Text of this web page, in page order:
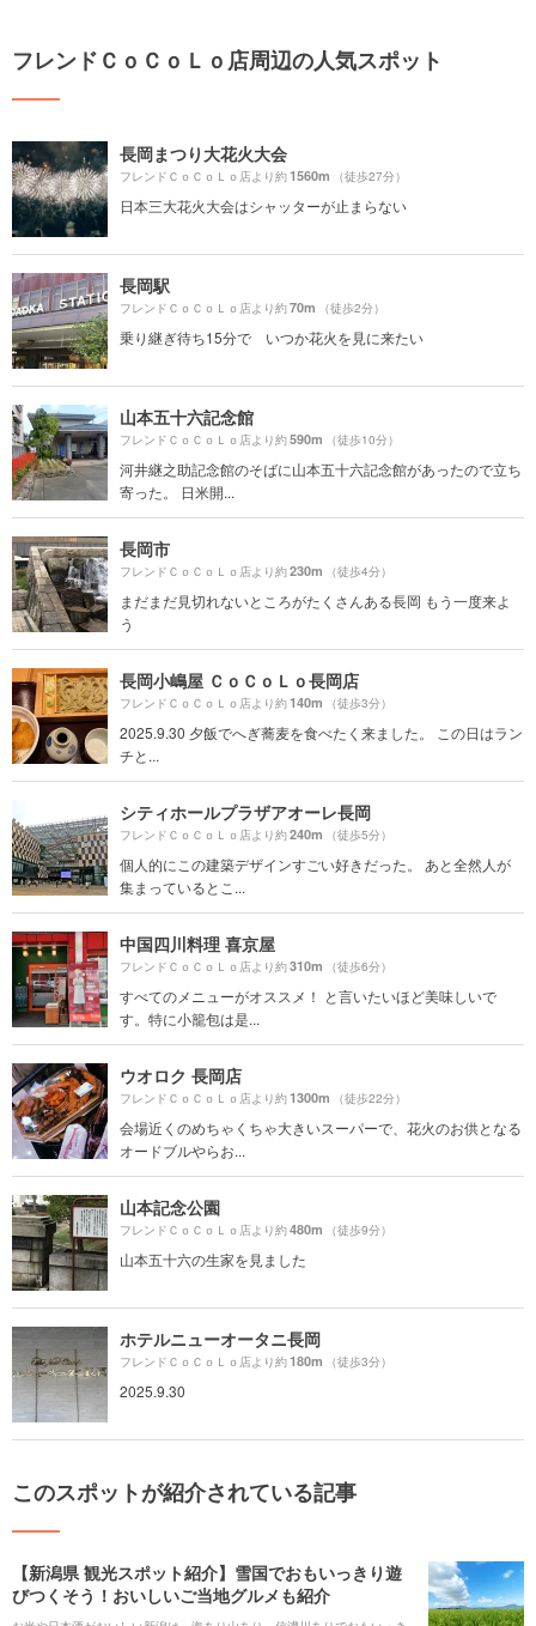
フレンドＣｏＣｏＬｏ店周辺の人気スポット
長岡まつり大花火大会
フレンドＣｏＣｏＬｏ店より約1560m （徒歩27分）
日本三大花火大会はシャッターが止まらない
長岡駅
フレンドＣｏＣｏＬｏ店より約70m （徒歩2分）
乗り継ぎ待ち15分で いつか花火を見に来たい
山本五十六記念館
フレンドＣｏＣｏＬｏ店より約590m （徒歩10分）
河井継之助記念館のそばに山本五十六記念館があったので立ち
寄った。 日米開...
長岡市
フレンドＣｏＣｏＬｏ店より約230m （徒歩4分）
まだまだ見切れないところがたくさんある長岡 もう一度来よ
う
長岡小嶋屋 ＣｏＣｏＬｏ長岡店
フレンドＣｏＣｏＬｏ店より約140m （徒歩3分）
2025.9.30 夕飯でへぎ蕎麦を食べたく来ました。 この日はラン
チと...
シティホールプラザアオーレ長岡
フレンドＣｏＣｏＬｏ店より約240m （徒歩5分）
個人的にこの建築デザインすごい好きだった。 あと全然人が
集まっているとこ...
中国四川料理 喜京屋
フレンドＣｏＣｏＬｏ店より約310m （徒歩6分）
すべてのメニューがオススメ！ と言いたいほど美味しいで
す。特に小籠包は是...
ウオロク 長岡店
フレンドＣｏＣｏＬｏ店より約1300m （徒歩22分）
会場近くのめちゃくちゃ大きいスーパーで、花火のお供となる
オードブルやらお...
山本記念公園
フレンドＣｏＣｏＬｏ店より約480m （徒歩9分）
山本五十六の生家を見ました
ホテルニューオータニ長岡
フレンドＣｏＣｏＬｏ店より約180m （徒歩3分）
2025.9.30
このスポットが紹介されている記事
【新潟県 観光スポット紹介】雪国でおもいっきり遊
びつくそう！おいしいご当地グルメも紹介